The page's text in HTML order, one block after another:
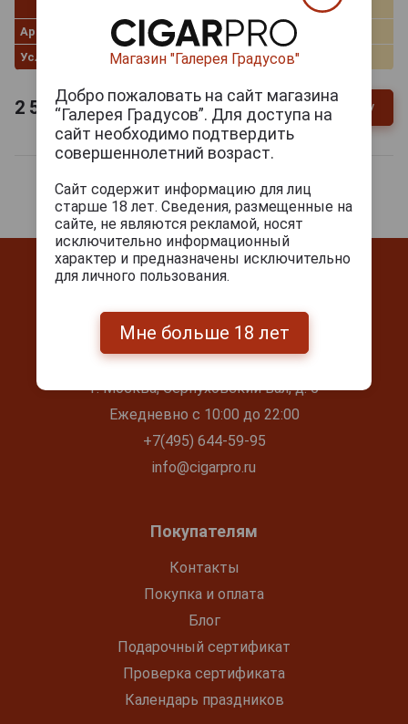
Артикул
47370
Условия продаж
Только самовывоз
2 563руб. - В заявку
Контакты
г. Москва, Серпуховский вал, д. 5
Ежедневно с 10:00 до 22:00
+7(495) 644-59-95
info@cigarpro.ru
Покупателям
Контакты
Покупка и оплата
Блог
Подарочный сертификат
Проверка сертификата
Календарь праздников
Магазин "Галерея Градусов"
Добро пожаловать на сайт магазина
“Галерея Градусов”. Для доступа на
сайт необходимо подтвердить
совершеннолетний возраст.
Сайт содержит информацию для лиц
старше 18 лет. Сведения, размещенные на
сайте, не являются рекламой, носят
исключительно информационный
характер и предназначены исключительно
для личного пользования.
Мне больше 18 лет